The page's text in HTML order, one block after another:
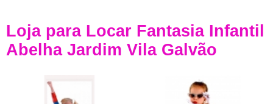
Loja para Locar Fantasia Infantil
Abelha Jardim Vila Galvão